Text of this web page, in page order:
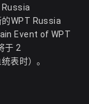
WPT Russia
Event of WPT
于 2
表时）。